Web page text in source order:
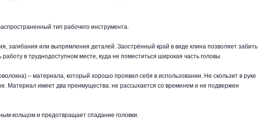
тип рабочего инструмента.
загибания или выпрямления деталей. Заострённый край в виде клина позволяет забить
в труднодоступном месте, куда не поместиться широкая часть головы.
– материала, который хорошо проявил себя в использовании. Не скользит в руке
Материал имеет два преимущества: не рассыхается со временем и не подвержен
кольцом и предотвращает спадание головки.